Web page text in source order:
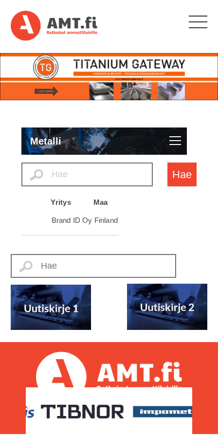
Metalli
Hae
Yritys Maa
Brand ID Oy Finland
PL 395, 00811 Helsinki
AMT Media (AMT Hakemistot Oy)